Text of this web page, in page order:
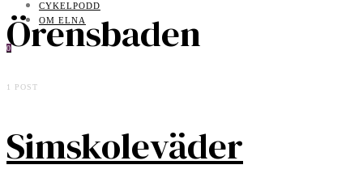
CYKELPODD
OM ELNA
0
Örensbaden
1 POST
Simskoleväder